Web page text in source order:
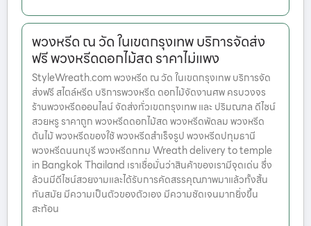
พวงหรีด ณ วัด ในเขตกรุงเทพ บริการจัดส่ง
ฟรี พวงหรีดดอกไม้สด ราคาไม่แพง
StyleWreath.com พวงหรีด ณ วัด ในเขตกรุงเทพ บริการจัด
ส่งฟรี สไตล์หรีด บริการพวงหรีด ดอกไม้จัดงานศพ ครบวงจร
ร้านพวงหรีดออนไลน์ จัดส่งทั่วเขตกรุงเทพ และ ปริมณฑล ดีไซน์
สวยหรู ราคาถูก พวงหรีดดอกไม้สด พวงหรีดพัดลม พวงหรีด
ต้นไม้ พวงหรีดของใช้ พวงหรีดสำเร็จรูป พวงหรีดปทุมธานี
พวงหรีดนนทบุรี พวงหรีดกทม Wreath delivery to temple
in Bangkok Thailand เราเชื่อมั่นว่าสินค้าของเรามีจุดเด่น ซึ่ง
ล้วนมีดีไซน์สวยงามและได้รับการคัดสรรคุณภาพมาแล้วทั้งสิ้น
ทันสมัย มีความเป็นตัวของตัวเอง มีความชัดเจนมากยิ่งขึ้น
สะท้อน